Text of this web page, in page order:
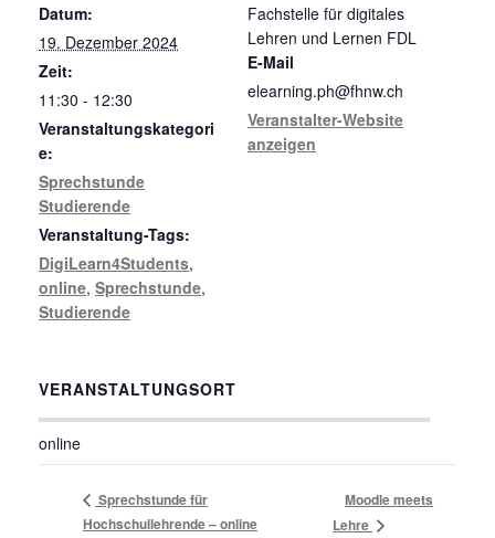
Datum:
19. Dezember 2024
Zeit:
11:30 - 12:30
Veranstaltungskategori
e:
Sprechstunde
Studierende
Veranstaltung-Tags:
DigiLearn4Students,
online, Sprechstunde,
Studierende
VERANSTALTUNGSORT
online
Fachstelle für digitales
Lehren und Lernen FDL
E-Mail
elearning.ph@fhnw.ch
Veranstalter-Website
anzeigen
Sprechstunde für
Hochschullehrende – online
Moodle meets
Lehre